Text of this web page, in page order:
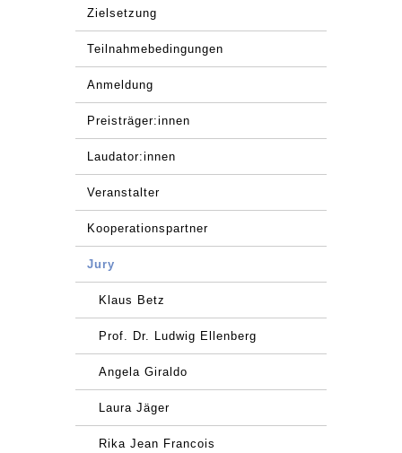
Zielsetzung
Teilnahmebedingungen
Anmeldung
Preisträger:innen
Laudator:innen
Veranstalter
Kooperationspartner
Jury
Klaus Betz
Prof. Dr. Ludwig Ellenberg
Angela Giraldo
Laura Jäger
Rika Jean Francois